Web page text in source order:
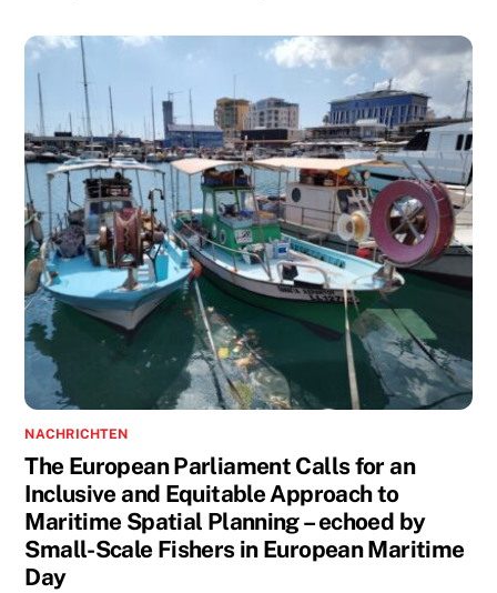
NACHRICHTEN
The European Parliament Calls for an
Inclusive and Equitable Approach to
Maritime Spatial Planning – echoed by
Small-Scale Fishers in European Maritime
Day